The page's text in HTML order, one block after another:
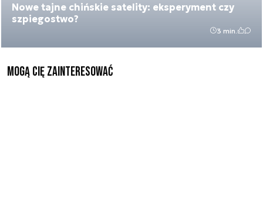
Nowe tajne chińskie satelity: eksperyment czy
szpiegostwo?
3 min.
Mogą Cię zainteresować